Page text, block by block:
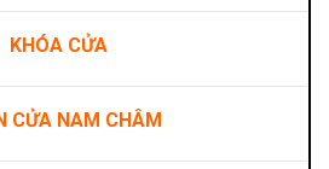
KHÓA CỬA
CỬA NAM CHÂM